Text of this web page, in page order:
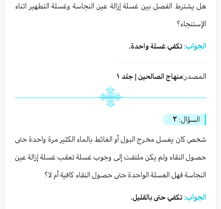
هل يشترط الفصل بين غسلة إزالة عين النجاسة وغسلة التطهير اثناء
الإستنجاء؟
الجواب:تكفي غسلة واحدة.
المصدر:منهاج الصالحين | جلد ١
السؤال: ٢
شخص كان يغسل مخرج البول أو الغائط بالماء الكثير مرة واحدة حتى
حصول النقاء ولم يكن ملتفت إلى وجوب غسلة تعقب غسلة إزالة عين
النجاسة فهل الغسلة الواحدة حتى حصول النقاء كافية أم لا؟
الجواب:تكفي حتى بالقليل.